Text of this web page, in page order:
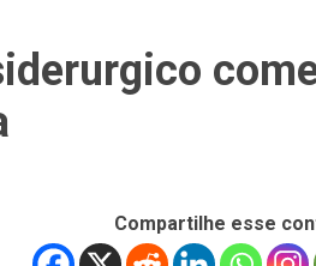
Compartilhe esse